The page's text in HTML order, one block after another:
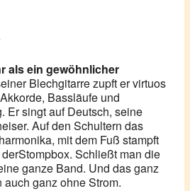
als ein gewöhnlicher
Blechgitarre zupft er virtuos
Bassläufe und
Er singt auf Deutsch, seine
Auf den Schultern das
mit dem Fuß stampft
Schließt man die
ganze Band. Und das ganz
ganz ohne Strom.